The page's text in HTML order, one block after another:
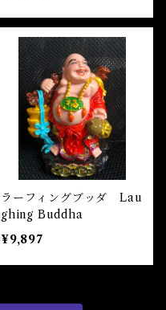
ラーフィングブッダ Lau
ghing Buddha
¥9,897